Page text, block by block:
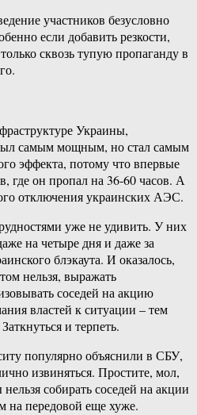
участников безусловно
если добавить резкости,
сквозь тупую пропаганду в
Украины,
самым мощным, но стал самым
эффекта, потому что впервые
где он пропал на 36-60 часов. А
отключения украинских АЭС.
уже не удивить. У них
на четыре дня и даже за
блэкаута. И оказалось,
нельзя, выражать
соседей на акцию
властей к ситуации – тем
и терпеть.
популярно объяснили в СБУ,
извиняться. Простите, мол,
собирать соседей на акции
на передовой еще хуже.